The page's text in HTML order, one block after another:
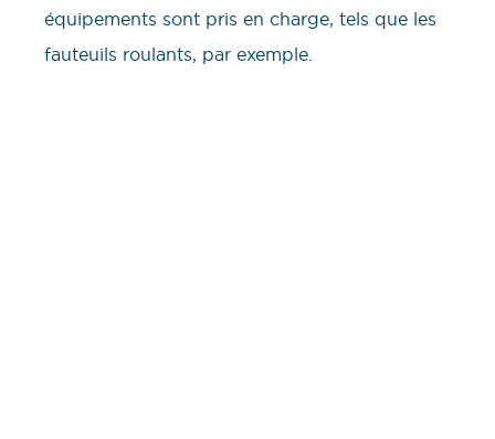
équipements sont pris en charge, tels que les
fauteuils roulants, par exemple.